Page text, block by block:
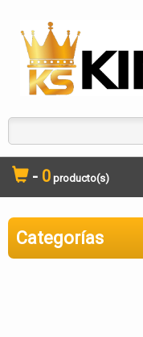
- 0 producto(s)
Categorías